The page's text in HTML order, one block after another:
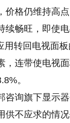
价格仍维持高
续畅旺，即使
用转回电视面
，连带使电视
。
咨询旗下显示
供不应求的情